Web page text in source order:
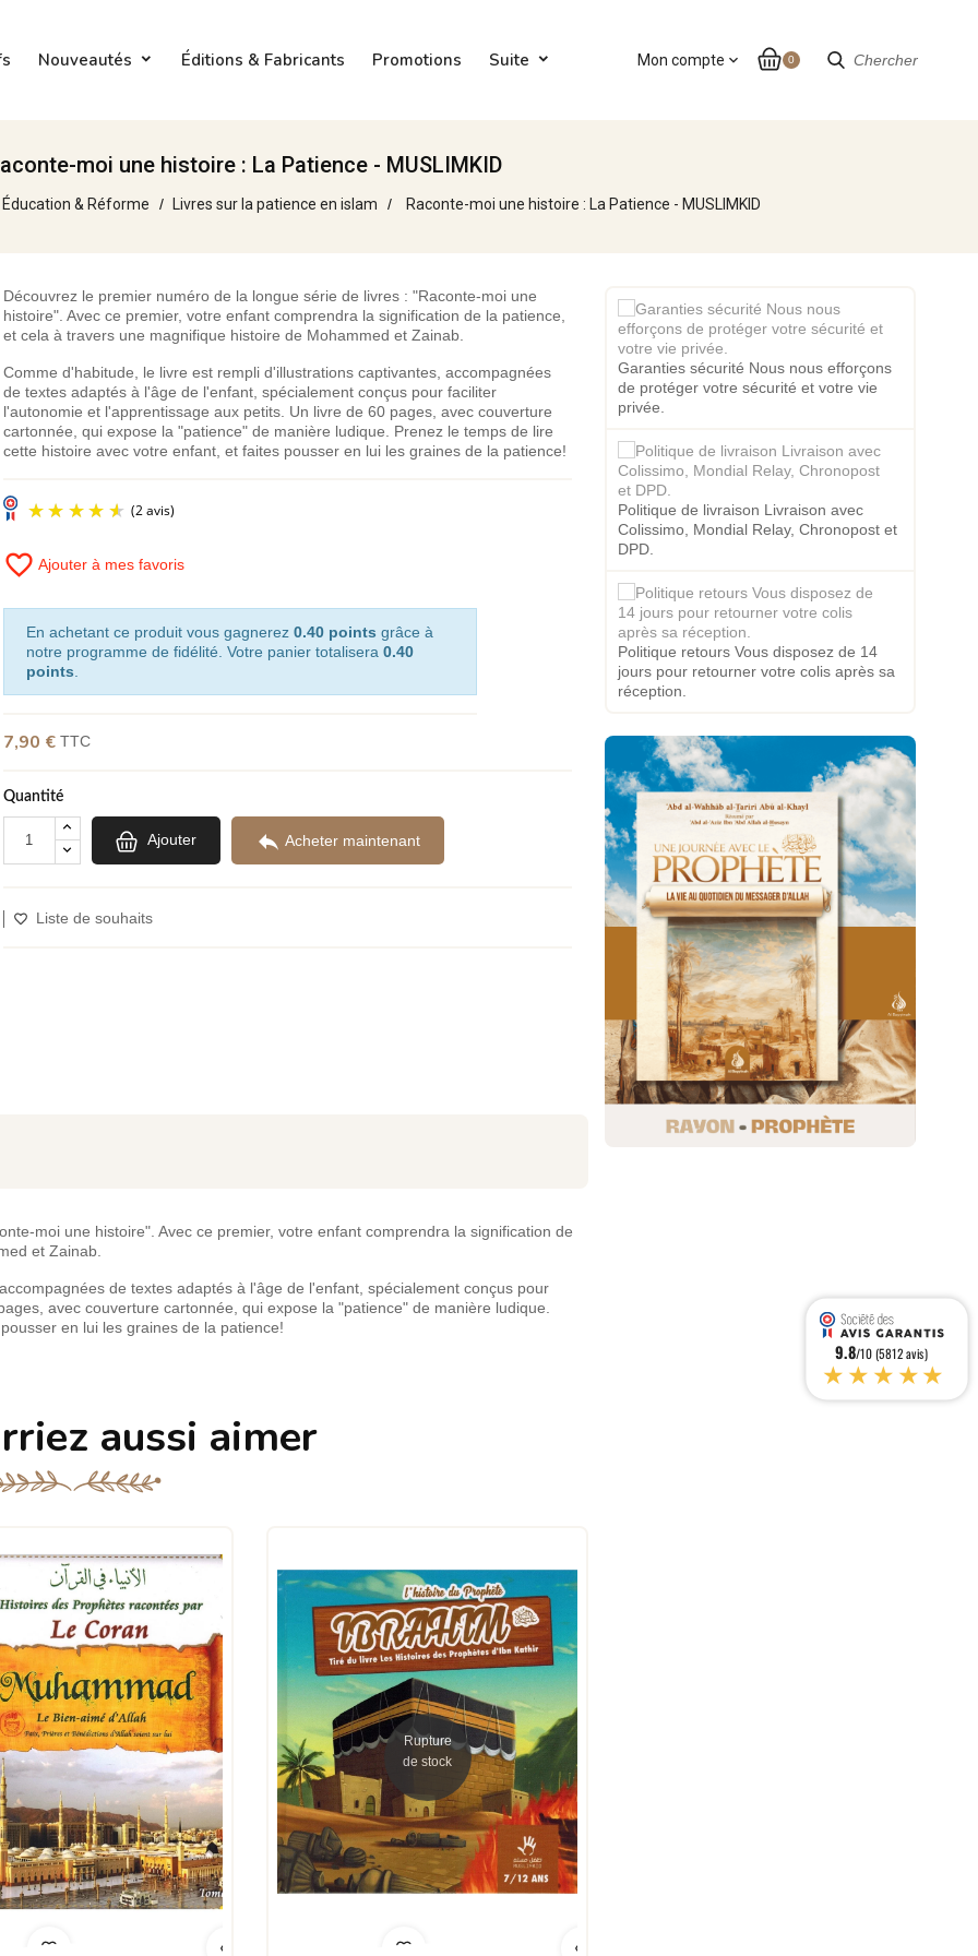
Chercher
Nouveautés Éditions & Fabricants Promotions Suite 0
Mon compte expand_more
moi une histoire : La Patience - MUSLIMKID
Éducation & Réforme Livres sur la patience en islam Raconte-moi une histoire : La Patience - MUSLIMKID
Découvrez le premier numéro de la longue série de livres : "Raconte-moi une
histoire". Avec ce premier, votre enfant comprendra la signification de la patience,
et cela à travers une magnifique histoire de Mohammed et Zainab.
Comme d'habitude, le livre est rempli d'illustrations captivantes, accompagnées
de textes adaptés à l'âge de l'enfant, spécialement conçus pour faciliter
l'autonomie et l'apprentissage aux petits. Un livre de 60 pages, avec couverture
cartonnée, qui expose la "patience" de manière ludique. Prenez le temps de lire
cette histoire avec votre enfant, et faites pousser en lui les graines de la patience!
favorite_border Ajouter à mes favoris
En achetant ce produit vous gagnerez 0.40 points grâce à
notre programme de fidélité. Votre panier totalisera 0.40
points
7,90 €TTC
Quantité
Ajouter  Acheter maintenant
Liste de souhaits
moi une histoire". Avec ce premier, votre enfant comprendra la signification de
et Zainab.
de textes adaptés à l'âge de l'enfant, spécialement conçus pour
avec couverture cartonnée, qui expose la "patience" de manière ludique.
en lui les graines de la patience!
aussi aimer
Rupture
de stock
Garanties sécurité Nous nous efforçons
de protéger votre sécurité et votre vie
privée.
Politique de livraison Livraison avec
Colissimo, Mondial Relay, Chronopost et
DPD.
Politique retours Vous disposez de 14
jours pour retourner votre colis après sa
réception.
9.8/10 (5812 avis)
★★★★★